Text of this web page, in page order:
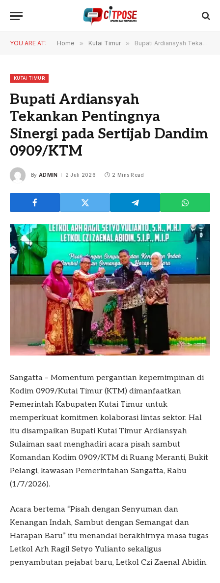
YOU ARE AT: Home » Kutai Timur » Bupati Ardiansyah Tekankan Pentingnya Sinergi pada Sertijab Dandim 0909/KTM
KUTAI TIMUR
Bupati Ardiansyah
Tekankan Pentingnya
Sinergi pada Sertijab Dandim
0909/KTM
By ADMIN 2 Juli 2026 2 Mins Read
Sangatta – Momentum pergantian kepemimpinan di
Kodim 0909/Kutai Timur (KTM) dimanfaatkan
Pemerintah Kabupaten Kutai Timur untuk
memperkuat komitmen kolaborasi lintas sektor. Hal
itu disampaikan Bupati Kutai Timur Ardiansyah
Sulaiman saat menghadiri acara pisah sambut
Komandan Kodim 0909/KTM di Ruang Meranti, Bukit
Pelangi, kawasan Pemerintahan Sangatta, Rabu
(1/7/2026).
Acara bertema “Pisah dengan Senyuman dan
Kenangan Indah, Sambut dengan Semangat dan
Harapan Baru” itu menandai berakhirnya masa tugas
Letkol Arh Ragil Setyo Yulianto sekaligus
penyambutan pejabat baru, Letkol Czi Zaenal Abidin.